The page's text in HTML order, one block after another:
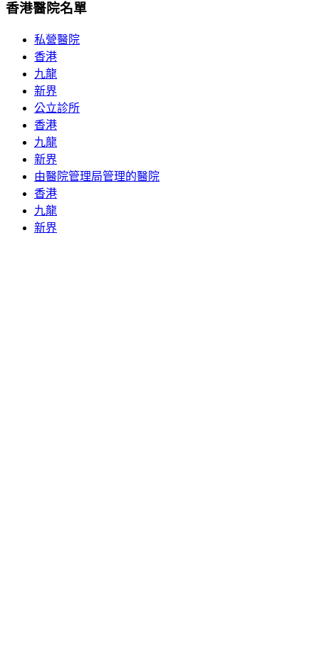
香港醫院名單
私營醫院
香港
九龍
新界
公立診所
香港
九龍
新界
由醫院管理局管理的醫院
香港
九龍
新界